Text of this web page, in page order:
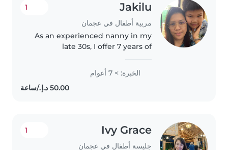
Jakilu
مربية أطفال في عجمان
1
As an experienced nanny in my
late 30s, I offer 7 years of
beeing a mom not by study in
the university . I'm skilled in
الخبرة: > 7 أعوام
Ivy Grace
جليسة أطفال في عجمان
1